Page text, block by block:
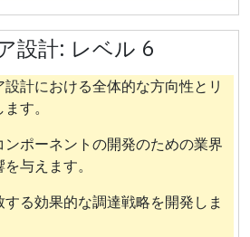
設計: レベル 6
計における全体的な方向性とリ
す。
ポーネントの開発のための業界
与えます。
る効果的な調達戦略を開発しま